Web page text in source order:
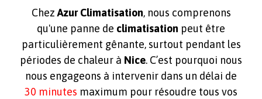
ChezAzur Climatisation, nous comprenons
qu'une panne de climatisation peut être
particulièrement gênante, surtout pendant les
périodes de chaleur à Nice. C’est pourquoi nous
nous engageons à intervenir dans un délai de
30 minutes maximum pour résoudre tous vos